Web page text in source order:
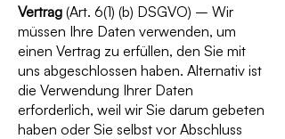
Vertrag (Art. 6(1) (b) DSGVO) – Wir
müssen Ihre Daten verwenden, um
einen Vertrag zu erfüllen, den Sie mit
uns abgeschlossen haben. Alternativ ist
die Verwendung Ihrer Daten
erforderlich, weil wir Sie darum gebeten
haben oder Sie selbst vor Abschluss